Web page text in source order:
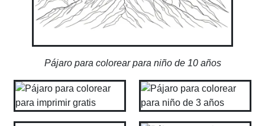
Pájaro para colorear para niño de 10 años